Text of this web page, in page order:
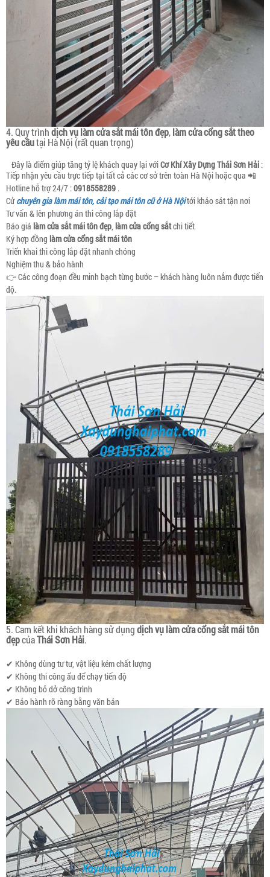
4. Quy trìnhdịch vụ làm cửa sắt mái tôn đẹp,làm cửa cổng sắt theo
yêu cầutại Hà Nội (rất quan trọng)
Đây là điểm giúp tăng tỷ lệ khách quay lại vớiCơ Khí Xây Dựng Thái Sơn Hải :
Tiếp nhận yêu cầu trực tiếp tại tất cả các cơ sở trên toàn Hà Nội hoặc qua 📲
Hotline hỗ trợ 24/7 :0918558289 .
Cửchuyên gia làm mái tôn, cải tạo mái tôn cũ ở Hà Nộitới khảo sát tận nơi
Tư vấn & lên phương án thi công lắp đặt
Báo giá làm cửa sắt mái tôn đẹp, làm cửa cổng sắtchi tiết
Ký hợp đồng làm cửa cổng sắt mái tôn
Triển khai thi công lắp đặt nhanh chóng
Nghiệm thu & bảo hành
👉 Các công đoạn đều minh bạch từng bước – khách hàng luôn nắm được tiến
độ.
5. Cam kết khi khách hàng sử dụngdịch vụ làm cửa cổng sắt mái tôn
đẹpcủaThái Sơn Hải.
✔ Không dùng tư tư, vật liệu kém chất lượng
✔ Không thi công ẩu để chạy tiến độ
✔ Không bỏ dở công trình
✔ Bảo hành rõ ràng bằng văn bản